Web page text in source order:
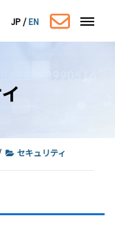
JP /EN
セキュリティ